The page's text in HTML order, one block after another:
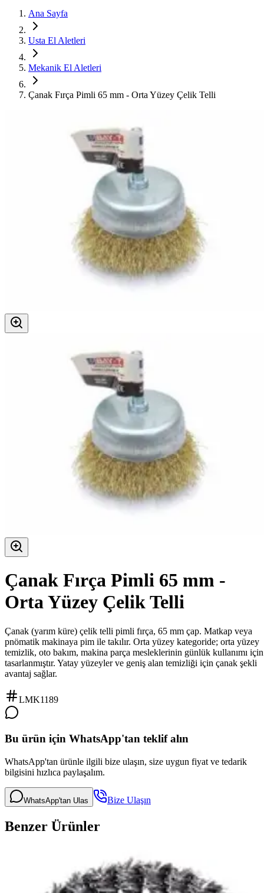
Ana Sayfa
Usta El Aletleri
Mekanik El Aletleri
Çanak Fırça Pimli 65 mm - Orta Yüzey Çelik Telli
Çanak Fırça Pimli 65 mm -
Orta Yüzey Çelik Telli
Çanak (yarım küre) çelik telli pimli fırça, 65 mm çap. Matkap veya
pnömatik makinaya pim ile takılır. Orta yüzey kategoride; orta yüzey
temizlik, oto bakım, makina parça mesleklerinin günlük kullanımı için
tasarlanmıştır. Yatay yüzeyler ve geniş alan temizliği için çanak şekli
avantaj sağlar.
LMK1189
Bu ürün için WhatsApp'tan teklif alın
WhatsApp'tan ürünle ilgili bize ulaşın, size uygun fiyat ve tedarik
bilgisini hızlıca paylaşalım.
WhatsApp'tan Ulas Bize Ulaşın
Benzer Ürünler